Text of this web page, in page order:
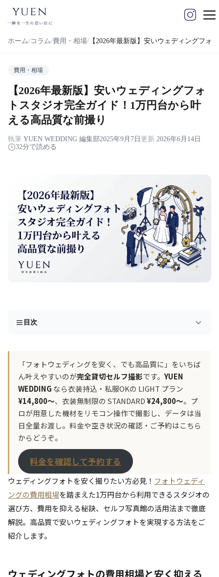
yuen
一瞬を一生の思い出に
ホーム コラム 費用・相場 【2026年最新版】安いウェディングフ
費用・相場
【2026年最新版】安いウェディングフォ
トスタジオ完全ガイド！1万円台から叶
える高品質な前撮り
執筆 YUEN WEDDING 編集部2025年9月7日 更新 2026年6月14日
32分で読める
目次
「フォトウェディングを安く、でも高品質に」をいちば
ん叶えやすいのが完全貸切セルフ撮影です。 YUEN
WEDDING なら衣装持込・私服OKの LIGHT プラン
¥14,800〜、衣装無制限の STANDARD¥24,800〜。プ
ロが用意した機材をリモコン操作で撮影し、データは当
日全量お渡し。料金や空き状況の確認・ご予約はこちら
からどうぞ。
料金を確認して予約する
ウェディングフォトを安く撮りたい方必見！ フォトウェディ
ングの費用相場を踏まえた1万円台から利用できるスタジオの
選び方、費用を抑える秘訣、セルフ写真館の活用法まで徹底
解説。高品質で安いウェディングフォトを実現する方法をご
紹介します。
ウェディングフォトの費用相場と安く抑える